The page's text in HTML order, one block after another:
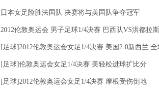
日本女足险胜法国队 决赛将与美国队争夺冠军
2012伦敦奥运会 男子足球1/4决赛 巴西队VS洪都拉
[足球]2012伦敦奥运会女足1/4决赛 美国2:0新西兰
[足球]伦敦奥运会女足1/4决赛 美轻松进球扩比分
[足球]2012伦敦奥运会女足1/4决赛 摩根受伤倒地